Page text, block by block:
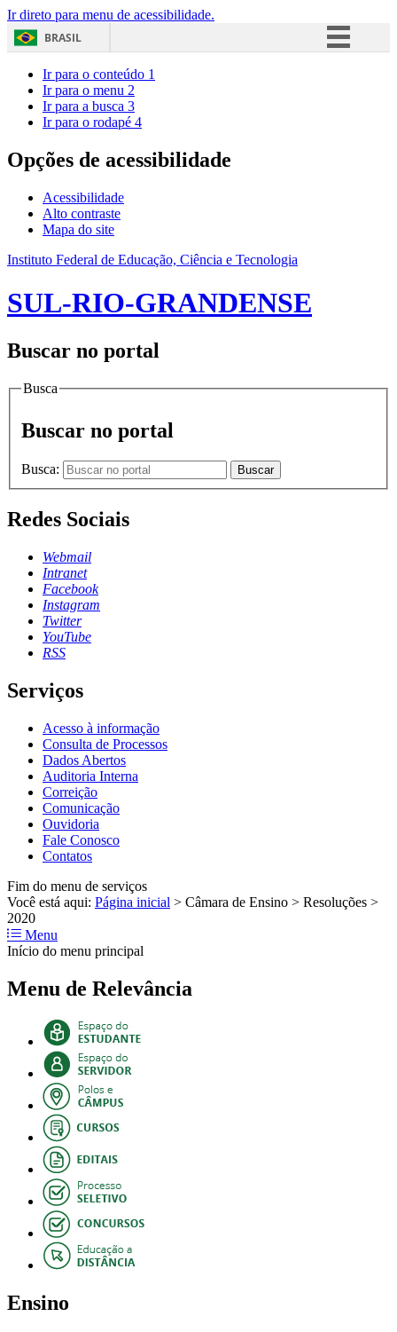
Ir direto para menu de acessibilidade.
BRASIL
Acesso à informação
Ir para o conteúdo 1
Ir para o menu 2
Ir para a busca 3
Ir para o rodapé 4
Opções de acessibilidade
Acessibilidade
Alto contraste
Mapa do site
Instituto Federal de Educação, Ciência e Tecnologia
SUL-RIO-GRANDENSE
Buscar no portal
Busca
Buscar no portal
Busca: Buscar
Redes Sociais
Webmail
Intranet
Facebook
Instagram
Twitter
YouTube
RSS
Serviços
Acesso à informação
Consulta de Processos
Dados Abertos
Auditoria Interna
Correição
Comunicação
Ouvidoria
Fale Conosco
Contatos
Fim do menu de serviços
Você está aqui: Página inicial > Câmara de Ensino > Resoluções >
2020
Menu
Início do menu principal
Menu de Relevância
Ensino